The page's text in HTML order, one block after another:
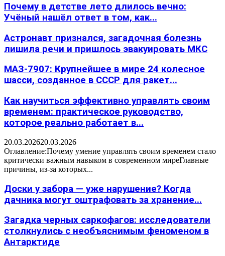
Почему в детстве лето длилось вечно:
Учёный нашёл ответ в том, как...
Астронавт признался, загадочная болезнь
лишила речи и пришлось эвакуировать МКС
МАЗ-7907: Крупнейшее в мире 24 колесное
шасси, созданное в СССР для ракет...
Как научиться эффективно управлять своим
временем: практическое руководство,
которое реально работает в...
20.03.202620.03.2026
Оглавление:Почему умение управлять своим временем стало
критически важным навыком в современном миреГлавные
причины, из-за которых...
Доски у забора — уже нарушение? Когда
дачника могут оштрафовать за хранение...
Загадка черных саркофагов: исследователи
столкнулись с необъяснимым феноменом в
Антарктиде